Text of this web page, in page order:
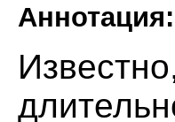
Аннотация: